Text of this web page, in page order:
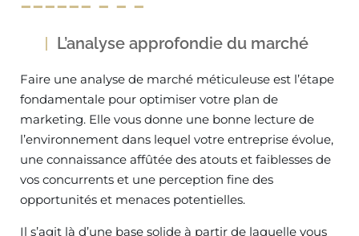
L’analyse approfondie du marché
Faire une analyse de marché méticuleuse est l’étape
fondamentale pour optimiser votre plan de
marketing. Elle vous donne une bonne lecture de
l’environnement dans lequel votre entreprise évolue,
une connaissance affûtée des atouts et faiblesses de
vos concurrents et une perception fine des
opportunités et menaces potentielles.
Il s’agit là d’une base solide à partir de laquelle vous